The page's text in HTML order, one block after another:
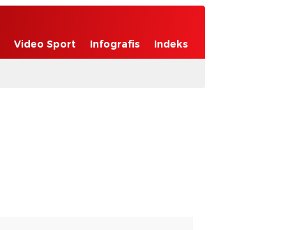
Video Sport Infografis Indeks